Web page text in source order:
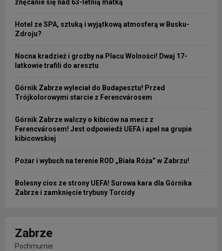
znęcanie się nad 63-letnią matką
Hotel ze SPA, sztuką i wyjątkową atmosferą w Busku-
Zdroju?
Nocna kradzież i groźby na Placu Wolności! Dwaj 17-
latkowie trafili do aresztu
Górnik Zabrze wyleciał do Budapesztu! Przed
Trójkolorowymi starcie z Ferencvárosem
Górnik Zabrze walczy o kibiców na mecz z
Ferencvárosem! Jest odpowiedź UEFA i apel na grupie
kibicowskiej
Pożar i wybuch na terenie ROD „Biała Róża” w Zabrzu!
Bolesny cios ze strony UEFA! Surowa kara dla Górnika
Zabrze i zamknięcie trybuny Torcidy
Zabrze
Pochmurnie